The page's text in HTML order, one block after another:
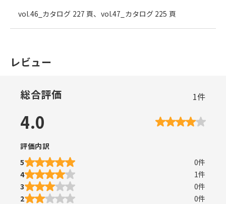
vol.46_カタログ 227 頁、vol.47_カタログ 225 頁
レビュー
総合評価 1件
4.0
評価内訳
5
0件
4
1件
3
0件
2
0件